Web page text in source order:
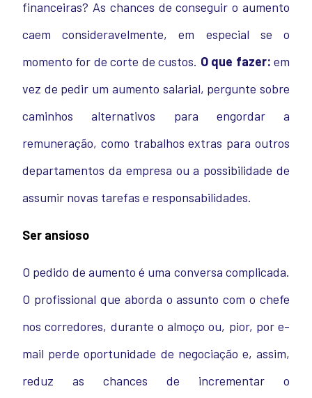
financeiras? As chances de conseguir o aumento
caem consideravelmente, em especial se o
momento for de corte de custos. O que fazer:em
vez de pedir um aumento salarial, pergunte sobre
caminhos alternativos para engordar a
remuneração, como trabalhos extras para outros
departamentos da empresa ou a possibilidade de
assumir novas tarefas e responsabilidades.
Ser ansioso
O pedido de aumento é uma conversa complicada.
O profissional que aborda o assunto com o chefe
nos corredores, durante o almoço ou, pior, por e-
mail perde oportunidade de negociação e, assim,
reduz as chances de incrementar o